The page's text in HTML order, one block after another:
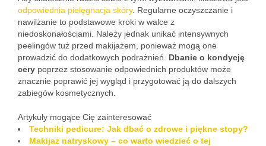
odpowiednia pielęgnacja skóry. Regularne oczyszczanie i
nawilżanie to podstawowe kroki w walce z
niedoskonałościami. Należy jednak unikać intensywnych
peelingów tuż przed makijażem, ponieważ mogą one
prowadzić do dodatkowych podrażnień. Dbanie o kondycję
cery poprzez stosowanie odpowiednich produktów może
znacznie poprawić jej wygląd i przygotować ją do dalszych
zabiegów kosmetycznych.
Artykuły mogące Cię zainteresować
Techniki pedicure: Jak dbać o zdrowe i piękne stopy?
Makijaż natryskowy – co warto wiedzieć o tej